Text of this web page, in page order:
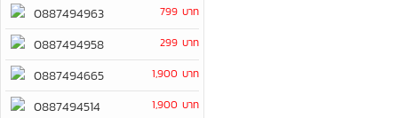
0887494963 799 บาท
0887494958 299 บาท
0887494665 1,900 บาท
0887494514 1,900 บาท